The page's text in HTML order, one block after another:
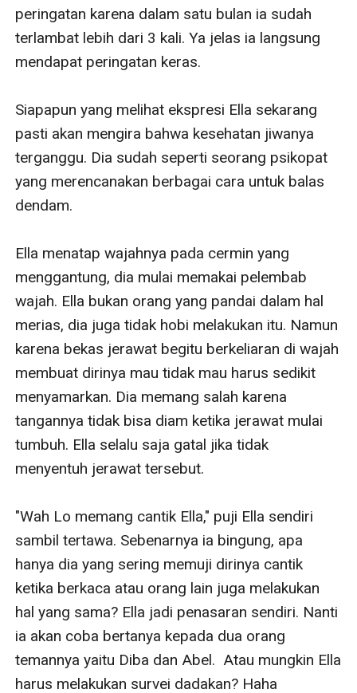
peringatan karena dalam satu bulan ia sudah
terlambat lebih dari 3 kali. Ya jelas ia langsung
mendapat peringatan keras.
Siapapun yang melihat ekspresi Ella sekarang
pasti akan mengira bahwa kesehatan jiwanya
terganggu. Dia sudah seperti seorang psikopat
yang merencanakan berbagai cara untuk balas
dendam.
Ella menatap wajahnya pada cermin yang
menggantung, dia mulai memakai pelembab
wajah. Ella bukan orang yang pandai dalam hal
merias, dia juga tidak hobi melakukan itu. Namun
karena bekas jerawat begitu berkeliaran di wajah
membuat dirinya mau tidak mau harus sedikit
menyamarkan. Dia memang salah karena
tangannya tidak bisa diam ketika jerawat mulai
tumbuh. Ella selalu saja gatal jika tidak
menyentuh jerawat tersebut.
"Wah Lo memang cantik Ella," puji Ella sendiri
sambil tertawa. Sebenarnya ia bingung, apa
hanya dia yang sering memuji dirinya cantik
ketika berkaca atau orang lain juga melakukan
hal yang sama? Ella jadi penasaran sendiri. Nanti
ia akan coba bertanya kepada dua orang
temannya yaitu Diba dan Abel.  Atau mungkin Ella
harus melakukan survei dadakan? Haha